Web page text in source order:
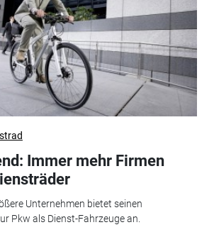
Immer mehr Firmen
Unternehmen bietet seinen
Pkw als Dienst-Fahrzeuge an.